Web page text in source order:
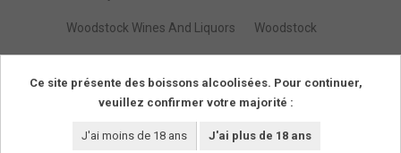
Woodstock Wines And Liquors Woodstock
274
Ce site présente des boissons alcoolisées. Pour continuer,
veuillez confirmer votre majorité :
J'ai moins de 18 ans J'ai plus de 18 ans